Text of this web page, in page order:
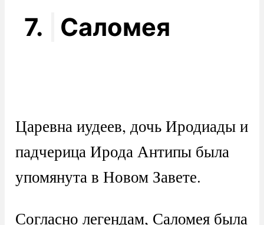
7. Саломея
Царевна иудеев, дочь Иродиады и
падчерица Ирода Антипы была
упомянута в Новом Завете.
Согласно легендам, Саломея была